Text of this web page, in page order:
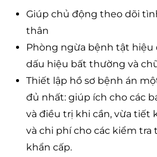
Giúp chủ động theo dõi
thân
Phòng ngừa bệnh tật hiệu
dấu hiệu bất thường và
Thiết lập hồ sơ bệnh án
đủ nhất: giúp ích cho các
và điều trị khi cần, vừa tiết
và chi phí cho các kiểm
khẩn cấp.